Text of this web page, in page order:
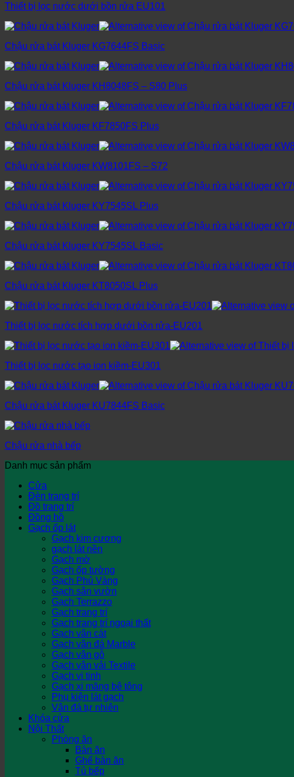
Thiết bị lọc nước dưới bồn rửa EU101
Chậu rửa bát Kluger KG7644FS Basic
Chậu rửa bát Kluger KH8048FS – S80 Plus
Chậu rửa bát Kluger KF7850FS Plus
Chậu rửa bát Kluger KW8101FS – S72
Chậu rửa bát Kluger KY7545SL Plus
Chậu rửa bát Kluger KY7545SL Basic
Chậu rửa bát Kluger KT8050SL Plus
Thiết bị lọc nước tích hợp dưới bồn rửa-EU201
Thiết bị lọc nước tạo ion kiềm-EU301
Chậu rửa bát Kluger KU7844FS Basic
Chậu rửa nhà bếp
Danh mục sản phẩm
Cửa
Đèn trang trí
Đồ trang trí
Đồng hồ
Gạch ốp lát
Gạch kim cương
gạch lát nền
Gạch mờ
Gạch ốp tường
Gạch Phủ Vàng
Gạch sân vườn
Gạch Terrazzo
Gạch trang trí
Gạch trang trí ngoại thất
Gạch vân cát
Gạch vân đá Marble
Gạch vân gỗ
Gạch vân vải Textile
Gạch vi tinh
Gạch xi măng bê tông
Phụ kiện lát gạch
Vân đá tự nhiên
Khóa cửa
Nội Thất
Phòng ăn
Bàn ăn
Ghế bàn ăn
Tủ bếp